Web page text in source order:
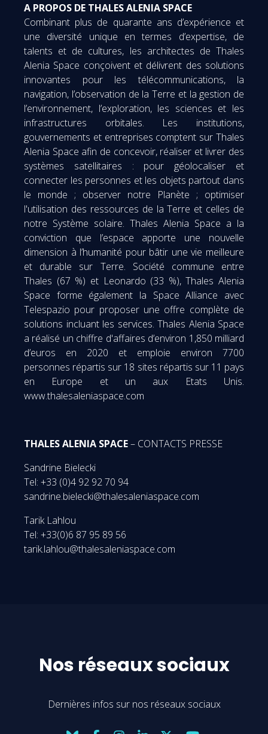
A PROPOS DE THALES ALENIA SPACE
Combinant plus de quarante ans d’expérience et
une diversité unique en termes d’expertise, de
talents et de cultures, les architectes de Thales
Alenia Space conçoivent et délivrent des solutions
innovantes pour les télécommunications, la
navigation, l’observation de la Terre et la gestion de
l’environnement, l’exploration, les sciences et les
infrastructures orbitales. Les institutions,
gouvernements et entreprises comptent sur Thales
Alenia Space afin de concevoir, réaliser et livrer des
systèmes satellitaires : pour géolocaliser et
connecter les personnes et les objets partout dans
le monde ; observer notre Planète ; optimiser
l'utilisation des ressources de la Terre et celles de
notre Système solaire. Thales Alenia Space a la
conviction que l’espace apporte une nouvelle
dimension à l’humanité pour bâtir une vie meilleure
et durable sur Terre. Société commune entre
Thales (67 %) et Leonardo (33 %), Thales Alenia
Space forme également la Space Alliance avec
Telespazio pour proposer une offre complète de
solutions incluant les services. Thales Alenia Space
a réalisé un chiffre d'affaires d’environ 1,850 milliard
d’euros en 2020 et emploie environ 7700
personnes répartis sur 18 sites répartis sur 11 pays
en Europe et un aux Etats Unis.
www.thalesaleniaspace.com
THALES ALENIA SPACE– CONTACTS PRESSE
Sandrine Bielecki
Tel: +33 (0)4 92 92 70 94
sandrine.bielecki@thalesaleniaspace.com
Tarik Lahlou
Tel: +33(0)6 87 95 89 56
tarik.lahlou@thalesaleniaspace.com
Nos réseaux sociaux
Dernières infos sur nos réseaux sociaux